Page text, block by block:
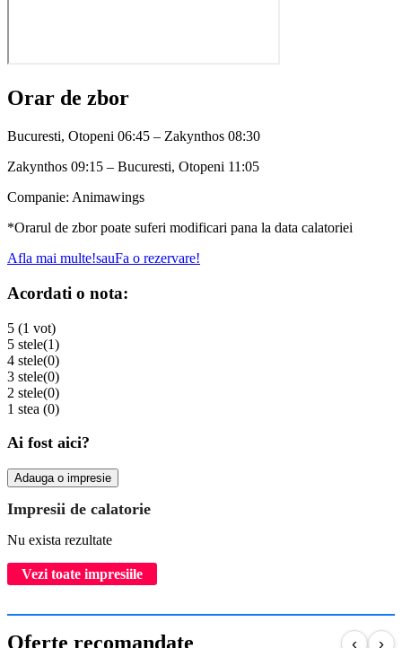
Orar de zbor
Bucuresti, Otopeni 06:45 – Zakynthos 08:30
Zakynthos 09:15 – Bucuresti, Otopeni 11:05
Companie: Animawings
*Orarul de zbor poate suferi modificari pana la data calatoriei
Afla mai multe!sauFa o rezervare!
Acordati o nota:
5 (1 vot)
5 stele(1)
4 stele(0)
3 stele(0)
2 stele(0)
1 stea (0)
Ai fost aici?
Adauga o impresie
Impresii de calatorie
Nu exista rezultate
Vezi toate impresiile
Oferte recomandate ‹ ›